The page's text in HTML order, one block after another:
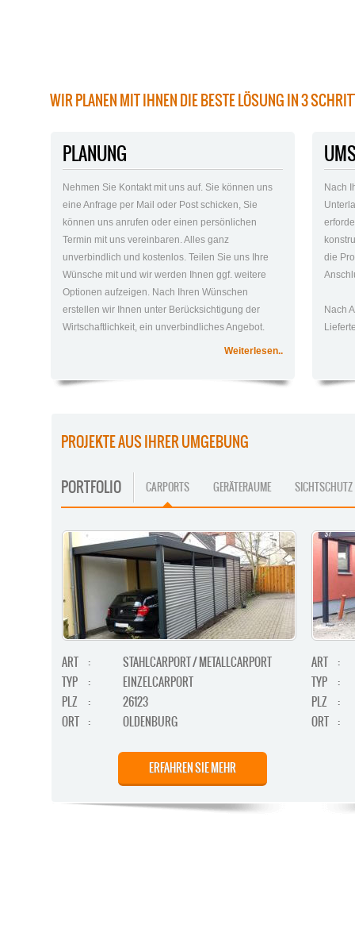
WIR PLANEN MIT IHNEN DIE BESTE LÖSUNG IN 3
PLANUNG
Nehmen Sie Kontakt mit uns auf. Sie können uns
eine Anfrage per Mail oder Post schicken, Sie
können uns anrufen oder einen persönlichen
Termin mit uns vereinbaren. Alles ganz
unverbindlich und kostenlos. Teilen Sie uns Ihre
Wünsche mit und wir werden Ihnen ggf. weitere
Optionen aufzeigen. Nach Ihren Wünschen
erstellen wir Ihnen unter Berücksichtigung der
Wirtschaftlichkeit, ein unverbindliches Angebot.
Weiterlesen..
Nach
die
Nach
PROJEKTE AUS IHRER UMGEBUNG
PORTFOLIO CARPORTS GERÄTERAUME SICHTSCHUTZ
ART :
STAHLCARPORT / METALLCARPORT
TYP
:
EINZELCARPORT
PLZ
:
26123
ORT : OLDENBURG
ERFAHREN SIE MEHR
ART
:
TYP
:
PLZ
:
ORT :